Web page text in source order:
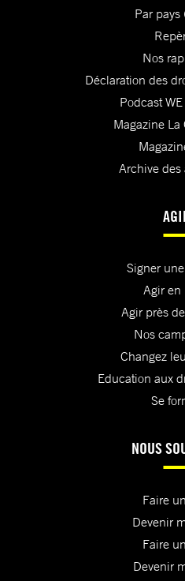
Par pays
Nos
Déclaration des
Podcast
Magazine
Archive des
Signer
Agir en
Agir près
Nos
Changez
Education aux
Se
NOUS
Faire
Devenir
Faire
Devenir